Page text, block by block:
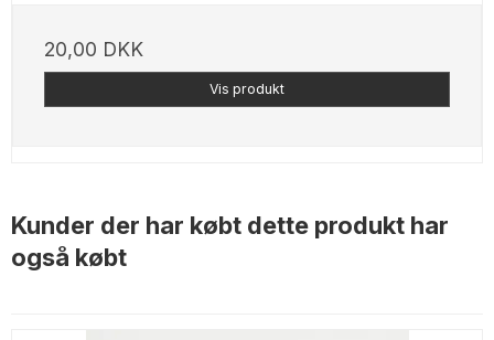
20,00 DKK
Vis produkt
Kunder der har købt dette produkt har
også købt